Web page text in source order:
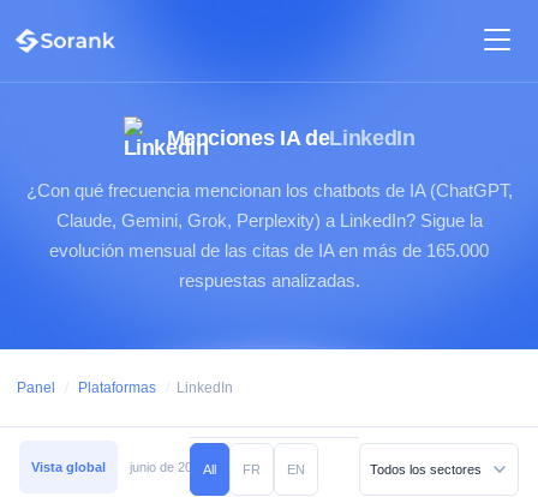
Menciones IA deLinkedIn
¿Con qué frecuencia mencionan los chatbots de IA (ChatGPT,
Claude, Gemini, Grok, Perplexity) a LinkedIn? Sigue la
evolución mensual de las citas de IA en más de 165.000
respuestas analizadas.
Panel / Plataformas / LinkedIn
Vista global junio de 2026 mayo de 2026 abril de 2026 marzo de 2026
All FR EN